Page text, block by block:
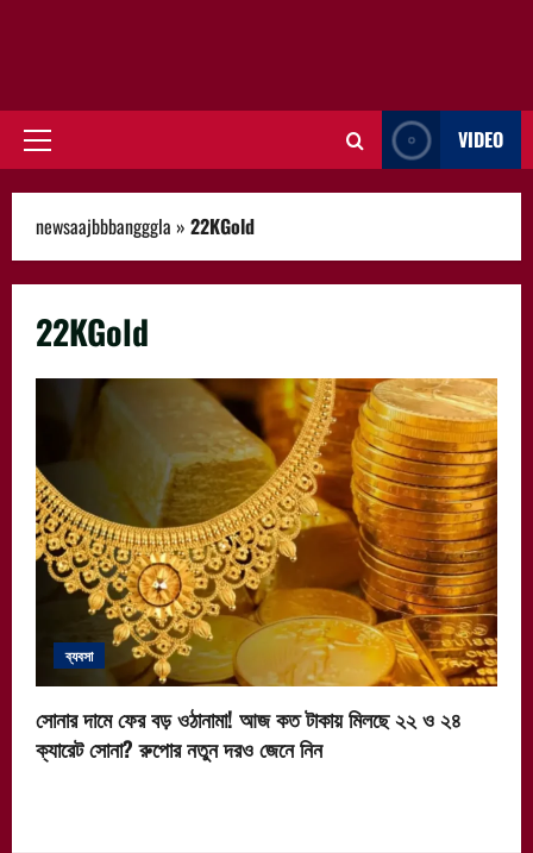
Primary
VIDEO
newsaajbbbangggla » 22KGold
22KGold
ব্যবসা
সোনার দামে ফের বড় ওঠানামা! আজ কত টাকায় মিলছে ২২ ও ২৪
ক্যারেট সোনা? রুপোর নতুন দরও জেনে নিন